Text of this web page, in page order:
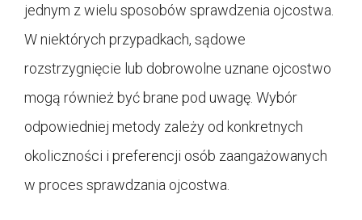
jednym z wielu sposobów sprawdzenia ojcostwa.
W niektórych przypadkach, sądowe
rozstrzygnięcie lub dobrowolne uznane ojcostwo
mogą również być brane pod uwagę. Wybór
odpowiedniej metody zależy od konkretnych
okoliczności i preferencji osób zaangażowanych
w proces sprawdzania ojcostwa.